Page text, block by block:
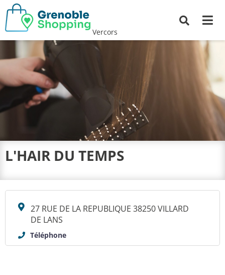
Vercors
L'HAIR DU TEMPS
27 RUE DE LA REPUBLIQUE 38250 VILLARD
DE LANS
Téléphone